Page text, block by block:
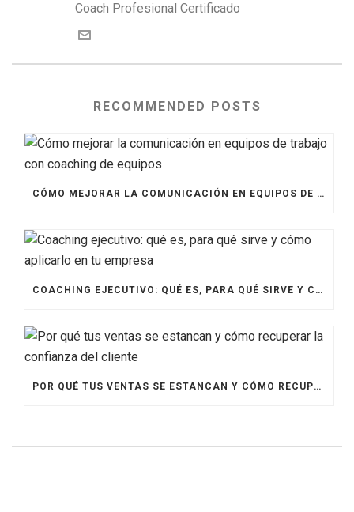
Coach Profesional Certificado
RECOMMENDED POSTS
CÓMO MEJORAR LA COMUNICACIÓN EN EQUIPOS DE TRABAJO CON COACHING DE EQUIPOS
COACHING EJECUTIVO: QUÉ ES, PARA QUÉ SIRVE Y CÓMO APLICARLO EN TU EMPRESA
POR QUÉ TUS VENTAS SE ESTANCAN Y CÓMO RECUPERAR LA CONFIANZA DEL CLIENTE